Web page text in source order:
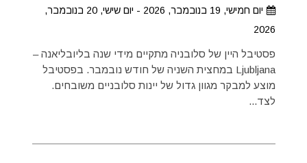
יום חמישי, 19 בנובמבר, 2026 - יום שישי, 20 בנובמבר,
2026
פסטיבל היין של סלובניה מתקיים מידי שנה בליובליאנה –
Ljubljana במחצית השניה של חודש נובמבר. בפסטיבל
מוצע למבקר מגוון גדול של יינות סלובניים משובחים.
לצד...